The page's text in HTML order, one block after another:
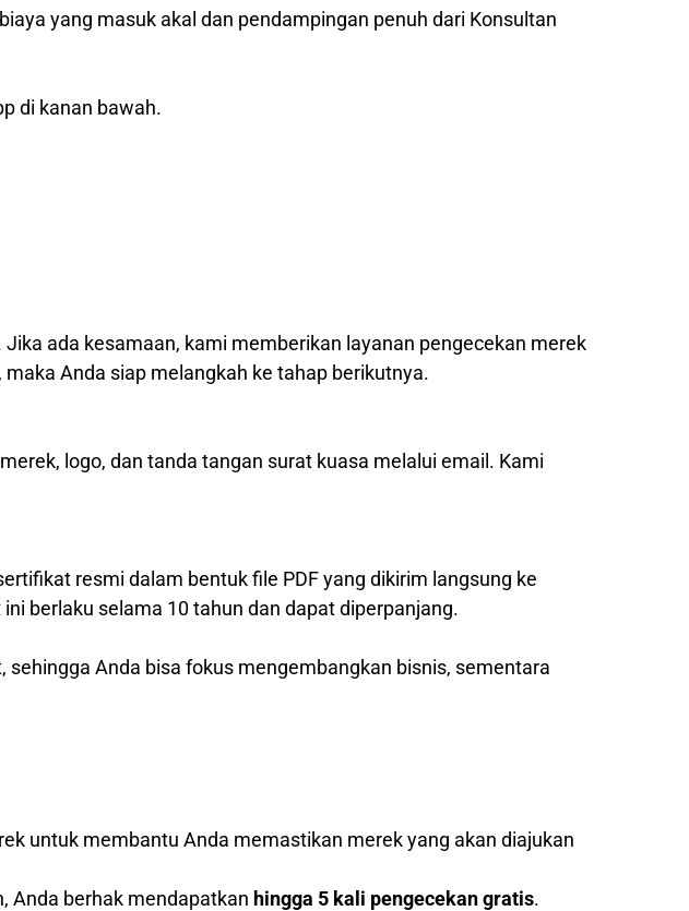
yang masuk akal dan pendampingan penuh dari Konsultan
di kanan bawah.
ada kesamaan, kami memberikan layanan pengecekan merek
Anda siap melangkah ke tahap berikutnya.
logo, dan tanda tangan surat kuasa melalui email. Kami
resmi dalam bentuk file PDF yang dikirim langsung ke
berlaku selama 10 tahun dan dapat diperpanjang.
Anda bisa fokus mengembangkan bisnis, sementara
untuk membantu Anda memastikan merek yang akan diajukan
Anda berhak mendapatkan hingga 5 kali pengecekan gratis.